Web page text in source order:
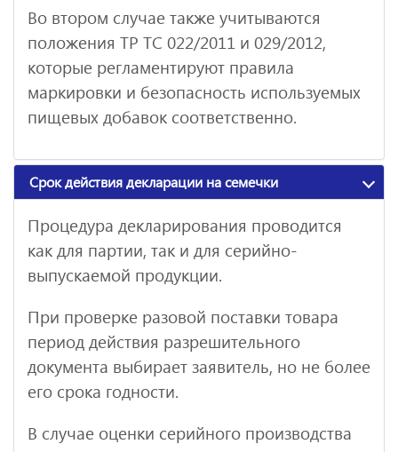
Во втором случае также учитываются
положения ТР ТС 022/2011 и 029/2012,
которые регламентируют правила
маркировки и безопасность используемых
пищевых добавок соответственно.
Срок действия декларации на семечки
Процедура декларирования проводится
как для партии, так и для серийно-
выпускаемой продукции.
При проверке разовой поставки товара
период действия разрешительного
документа выбирает заявитель, но не более
его срока годности.
В случае оценки серийного производства